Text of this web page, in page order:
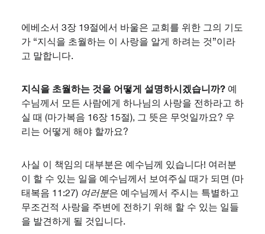
에베소서 3장 19절에서 바울은 교회를 위한 그의 기도
가 “지식을 초월하는 이 사랑을 알게 하려는 것”이라
고 말합니다.
지식을 초월하는 것을 어떻게 설명하시겠습니까? 예
수님께서 모든 사람에게 하나님의 사랑을 전하라고 하
실 때 (마가복음 16장 15절), 그 뜻은 무엇일까요? 우
리는 어떻게 해야 할까요?
사실 이 책임의 대부분은 예수님께 있습니다! 여러분
이 할 수 있는 일을 예수님께서 보여주실 때가 되면 (마
태복음 11:27) 여러분은 예수님께서 주시는 특별하고
무조건적 사랑을 주변에 전하기 위해 할 수 있는 일들
을 발견하게 될 것입니다.